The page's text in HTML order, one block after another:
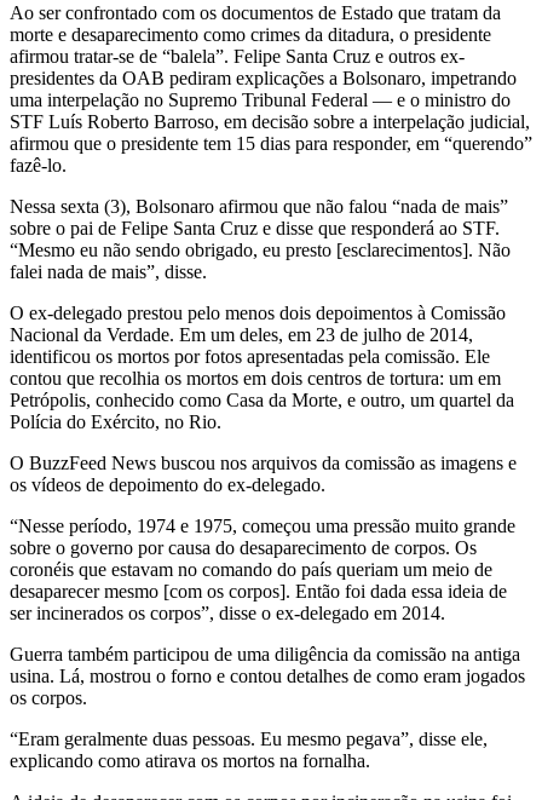
Ao ser confrontado com os documentos de Estado que tratam da
morte e desaparecimento como crimes da ditadura, o presidente
afirmou tratar-se de “balela”. Felipe Santa Cruz e outros ex-
presidentes da OAB pediram explicações a Bolsonaro, impetrando
uma interpelação no Supremo Tribunal Federal — e o ministro do
STF Luís Roberto Barroso, em decisão sobre a interpelação judicial,
afirmou que o presidente tem 15 dias para responder, em “querendo”
fazê-lo.
Nessa sexta (3), Bolsonaro afirmou que não falou “nada de mais”
sobre o pai de Felipe Santa Cruz e disse que responderá ao STF.
“Mesmo eu não sendo obrigado, eu presto [esclarecimentos]. Não
falei nada de mais”, disse.
O ex-delegado prestou pelo menos dois depoimentos à Comissão
Nacional da Verdade. Em um deles, em 23 de julho de 2014,
identificou os mortos por fotos apresentadas pela comissão. Ele
contou que recolhia os mortos em dois centros de tortura: um em
Petrópolis, conhecido como Casa da Morte, e outro, um quartel da
Polícia do Exército, no Rio.
O BuzzFeed News buscou nos arquivos da comissão as imagens e
os vídeos de depoimento do ex-delegado.
“Nesse período, 1974 e 1975, começou uma pressão muito grande
sobre o governo por causa do desaparecimento de corpos. Os
coronéis que estavam no comando do país queriam um meio de
desaparecer mesmo [com os corpos]. Então foi dada essa ideia de
ser incinerados os corpos”, disse o ex-delegado em 2014.
Guerra também participou de uma diligência da comissão na antiga
usina. Lá, mostrou o forno e contou detalhes de como eram jogados
os corpos.
“Eram geralmente duas pessoas. Eu mesmo pegava”, disse ele,
explicando como atirava os mortos na fornalha.